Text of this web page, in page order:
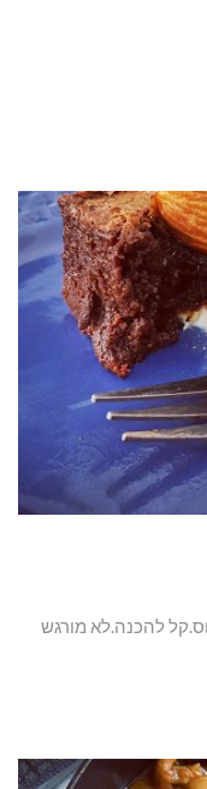
להכנה.לא מורגש